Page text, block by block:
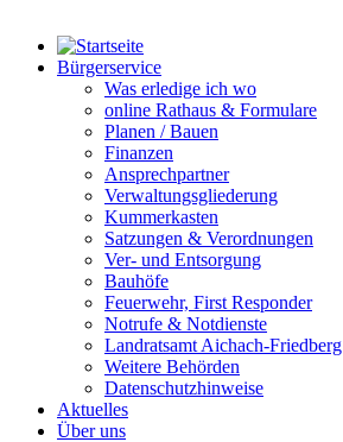
Bürgerservice
Was erledige ich wo
online Rathaus & Formulare
Planen / Bauen
Finanzen
Ansprechpartner
Verwaltungsgliederung
Kummerkasten
Satzungen & Verordnungen
Ver- und Entsorgung
Bauhöfe
Feuerwehr, First Responder
Notrufe & Notdienste
Landratsamt Aichach-Friedberg
Weitere Behörden
Datenschutzhinweise
Aktuelles
Über uns